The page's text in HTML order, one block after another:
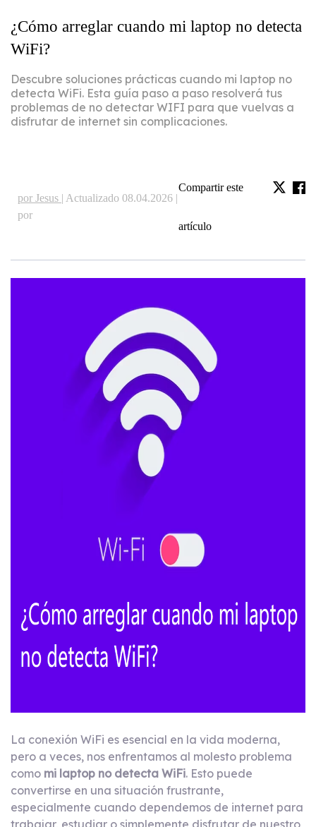
¿Cómo arreglar cuando mi laptop no detecta
WiFi?
Descubre soluciones prácticas cuando mi laptop no
detecta WiFi. Esta guía paso a paso resolverá tus
problemas de no detectar WIFI para que vuelvas a
disfrutar de internet sin complicaciones.
por Jesus | Actualizado 08.04.2026 |
por
Compartir este
artículo
La conexión WiFi es esencial en la vida moderna,
pero a veces, nos enfrentamos al molesto problema
como mi laptop no detecta WiFi. Esto puede
convertirse en una situación frustrante,
especialmente cuando dependemos de internet para
trabajar, estudiar o simplemente disfrutar de nuestro